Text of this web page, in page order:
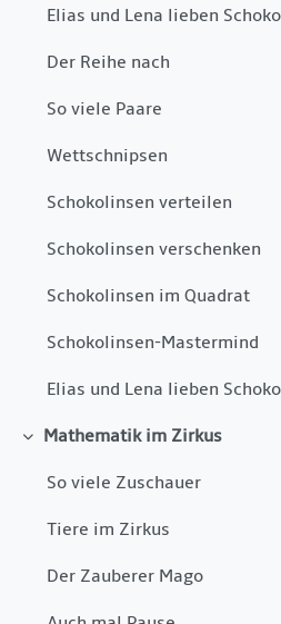
Der Reihe nach
So viele Paare
Wettschnipsen
Schokolinsen verteilen
Schokolinsen verschenken
Schokolinsen im Quadrat
Schokolinsen-Mastermind
Einklappen
Mathematik im Zirkus
So viele Zuschauer
Tiere im Zirkus
Der Zauberer Mago